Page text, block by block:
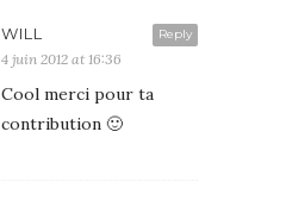
Reply
WILL
4 juin 2012 at 16:36
Cool merci pour ta
contribution 🙂